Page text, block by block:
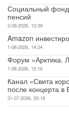
Социальный фонд
пенсий
3-08-2026, 10:39
Amazon
1-08-2026, 14:24
Форум «Арктика.
1-08-2026, 12:16
Канал «Свита
после концерта в
31-07-2026, 20:18